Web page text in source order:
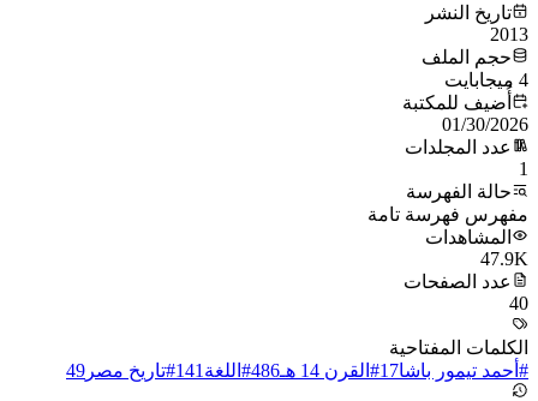
تاريخ النشر
2013
حجم الملف
4 ميجابايت
أُضيف للمكتبة
01/30/2026
عدد المجلدات
1
حالة الفهرسة
مفهرس فهرسة تامة
المشاهدات
47.9K
عدد الصفحات
40
الكلمات المفتاحية
# أحمد تيمور باشا17
# القرن 14 هـ 486
# اللغة 141
#تاريخ مصر 49